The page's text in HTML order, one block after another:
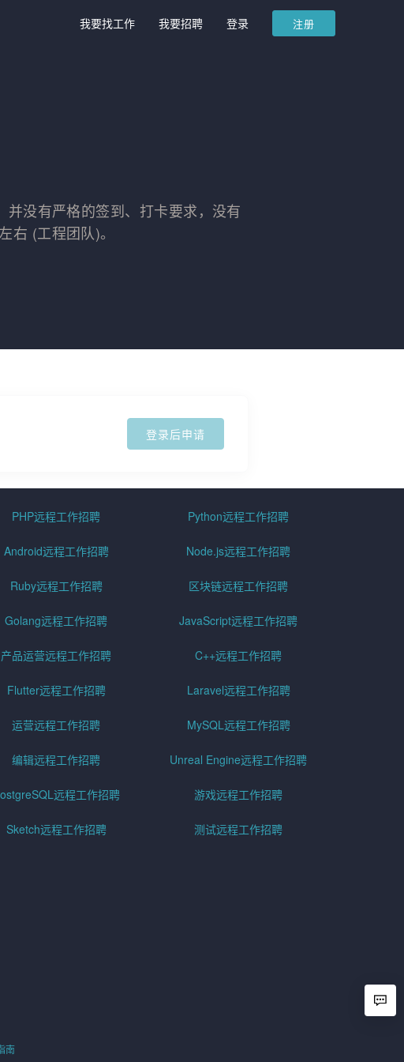
我要找工作 我要招聘 登录 注册
没有严格的签到、打卡要求，没有
右 (工程团队)。
登录后申请
PHP远程工作招聘 Python远程工作招聘
Android远程工作招聘 Node.js远程工作招聘
Ruby远程工作招聘 区块链远程工作招聘
Golang远程工作招聘 JavaScript远程工作招聘
产品运营远程工作招聘 C++远程工作招聘
Flutter远程工作招聘 Laravel远程工作招聘
运营远程工作招聘 MySQL远程工作招聘
编辑远程工作招聘 Unreal Engine远程工作招聘
远程工作招聘 游戏远程工作招聘
Sketch远程工作招聘 测试远程工作招聘
南